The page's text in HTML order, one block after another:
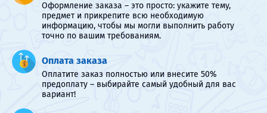
Оформление заказа – это просто: укажите тему,
предмет и прикрепите всю необходимую
информацию, чтобы мы могли выполнить работу
точно по вашим требованиям.
Оплата заказа
Оплатите заказ полностью или внесите 50%
предоплату – выбирайте самый удобный для вас
вариант!